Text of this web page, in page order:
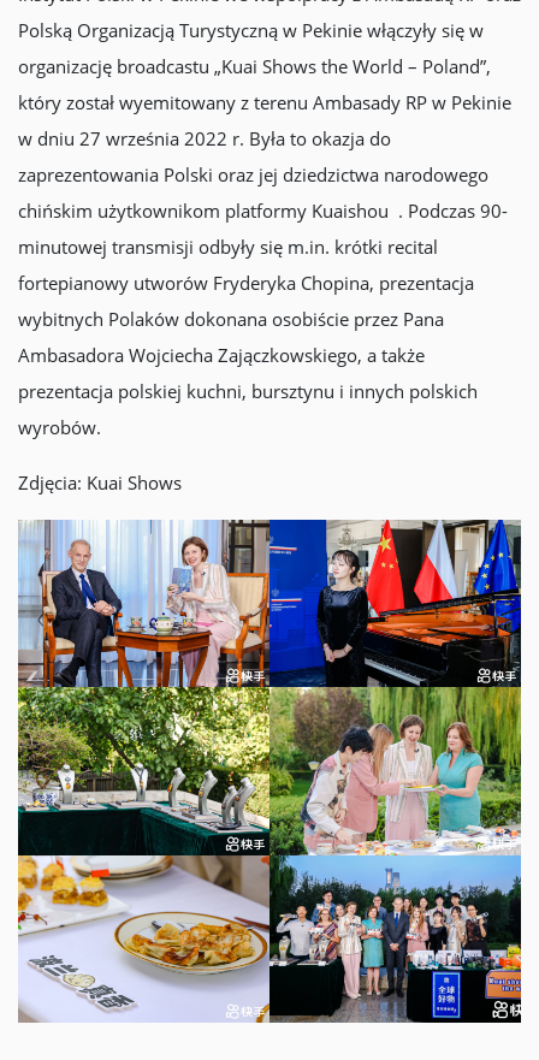
Polską Organizacją Turystyczną w Pekinie włączyły się w
organizację broadcastu „Kuai Shows the World – Poland”,
który został wyemitowany z terenu Ambasady RP w Pekinie
w dniu 27 września 2022 r. Była to okazja do
zaprezentowania Polski oraz jej dziedzictwa narodowego
chińskim użytkownikom platformy Kuaishou . Podczas 90-
minutowej transmisji odbyły się m.in. krótki recital
fortepianowy utworów Fryderyka Chopina, prezentacja
wybitnych Polaków dokonana osobiście przez Pana
Ambasadora Wojciecha Zajączkowskiego, a także
prezentacja polskiej kuchni, bursztynu i innych polskich
wyrobów.
Zdjęcia: Kuai Shows